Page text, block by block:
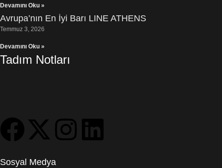
Devamını Oku »
Avrupa’nın En İyi Barı LINE ATHENS
Temmuz 3, 2026
Devamını Oku »
Tadım Notları
Sosyal Medya